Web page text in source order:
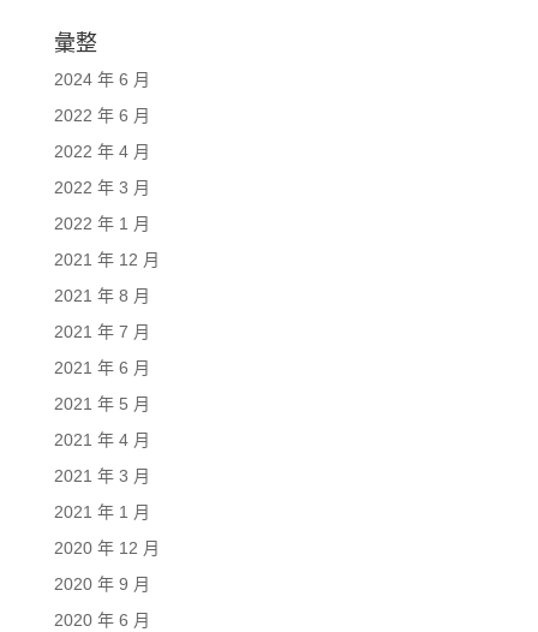
彙整
2024 年 6 月
2022 年 6 月
2022 年 4 月
2022 年 3 月
2022 年 1 月
2021 年 12 月
2021 年 8 月
2021 年 7 月
2021 年 6 月
2021 年 5 月
2021 年 4 月
2021 年 3 月
2021 年 1 月
2020 年 12 月
2020 年 9 月
2020 年 6 月